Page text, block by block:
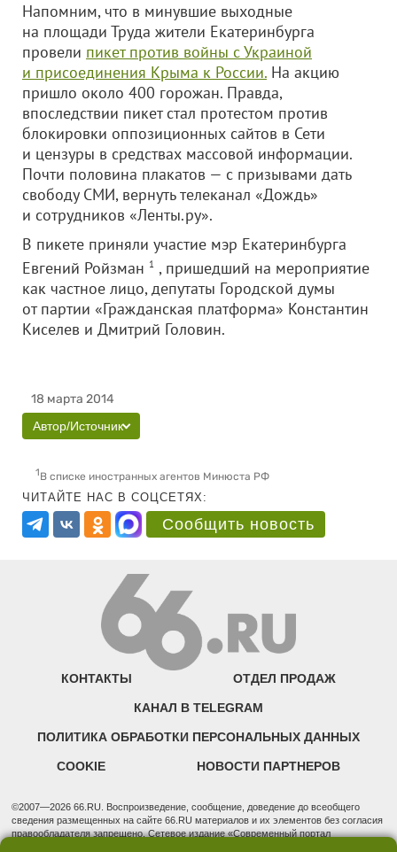
Напомним, что в минувшие выходные
на площади Труда жители Екатеринбурга
провели пикет против войны с Украиной
и присоединения Крыма к России. На акцию
пришло около 400 горожан. Правда,
впоследствии пикет стал протестом против
блокировки оппозиционных сайтов в Сети
и цензуры в средствах массовой информации.
Почти половина плакатов — с призывами дать
свободу СМИ, вернуть телеканал «Дождь»
и сотрудников «Ленты.ру».
В пикете приняли участие мэр Екатеринбурга
Евгений Ройзман 1 , пришедший на мероприятие
как частное лицо, депутаты Городской думы
от партии «Гражданская платформа» Константин
Киселев и Дмитрий Головин.
18 марта 2014
Автор/Источник
1В списке иностранных агентов Минюста РФ
ЧИТАЙТЕ НАС В СОЦСЕТЯХ:
Сообщить новость
КОНТАКТЫ ОТДЕЛ ПРОДАЖ
КАНАЛ В TELEGRAM
ПОЛИТИКА ОБРАБОТКИ ПЕРСОНАЛЬНЫХ ДАННЫХ
COOKIE НОВОСТИ ПАРТНЕРОВ
©2007—2026 66.RU. Воспроизведение, сообщение, доведение до всеобщего
сведения размещенных на сайте 66.RU материалов и их элементов без согласия
правообладателя запрещено. Сетевое издание «Современный портал